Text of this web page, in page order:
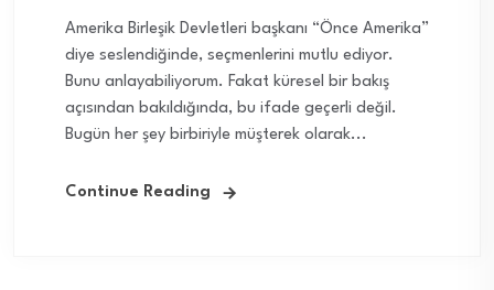
Amerika Birleşik Devletleri başkanı “Önce Amerika”
diye seslendiğinde, seçmenlerini mutlu ediyor.
Bunu anlayabiliyorum. Fakat küresel bir bakış
açısından bakıldığında, bu ifade geçerli değil.
Bugün her şey birbiriyle müşterek olarak...
Continue Reading